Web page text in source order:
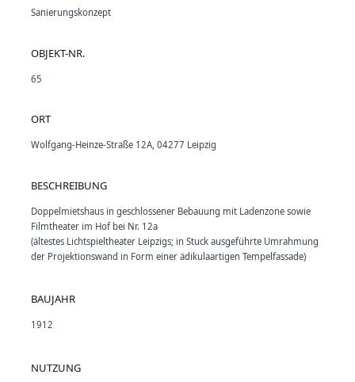
Sanierungskonzept
OBJEKT-NR.
65
ORT
Wolfgang-Heinze-Straße 12A, 04277 Leipzig
BESCHREIBUNG
Doppelmietshaus in geschlossener Bebauung mit Ladenzone sowie
Filmtheater im Hof bei Nr. 12a
(ältestes Lichtspieltheater Leipzigs; in Stuck ausgeführte Umrahmung
der Projektionswand in Form einer ädikulaartigen Tempelfassade)
BAUJAHR
1912
NUTZUNG